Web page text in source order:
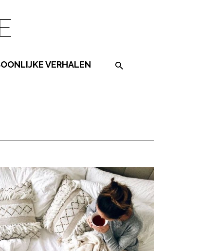
VERHALEN Search on the website